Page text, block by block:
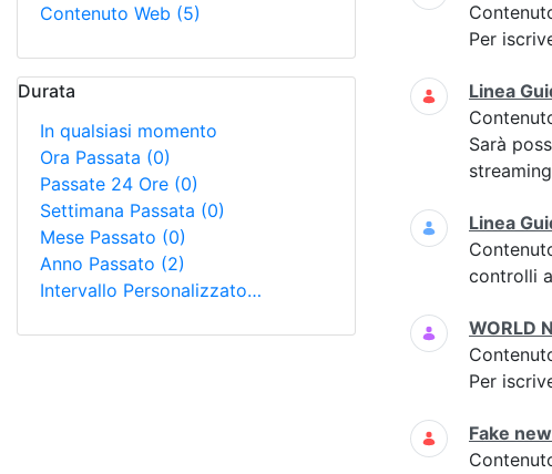
Contenuto Web (5)
Durata
In qualsiasi momento
Ora Passata (0)
Passate 24 Ore (0)
Settimana Passata (0)
Mese Passato (0)
Anno Passato (2)
Intervallo Personalizzato…
Per
Linea
Sarà
Linea
controlli
WORLD
Per
Fake